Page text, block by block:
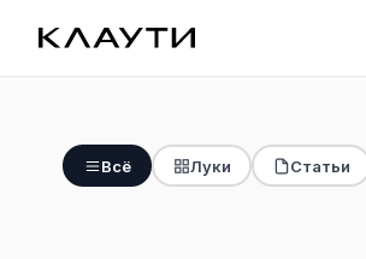
Всё Луки Статьи